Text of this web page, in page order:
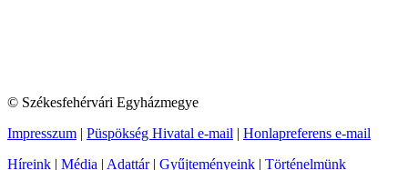
© Székesfehérvári Egyházmegye
Impresszum | Püspökség Hivatal e-mail | Honlapreferens e-mail
Híreink | Média | Adattár| Gyűjteményeink | Történelmünk